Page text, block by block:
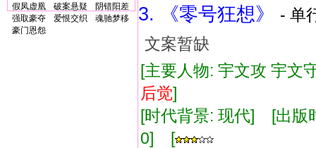
假凤虚凰
破案悬疑
阴错阳差
强取豪夺
爱恨交织
魂驰梦移
豪门恩怨
3. 《零号狂想》
- 单
文案暂缺
[主要人物: 宇文攻 宇
后觉]
[时代背景: 现代] [出
0] [